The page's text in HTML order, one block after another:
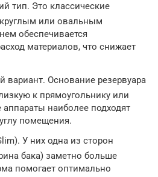
тип. Это классические
круглым или овальным
обеспечивается
материалов, что снижает
вариант. Основание резервуара
к прямоугольнику или
аппараты наиболее подходят
помещения.
У них одна из сторон
бака) заметно больше
помогает оптимально